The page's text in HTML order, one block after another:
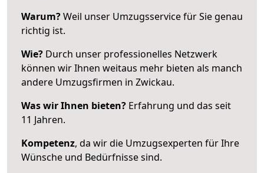
Warum?Weil unser Umzugsservice für Sie genau
richtig ist.
Wie? Durch unser professionelles Netzwerk
können wir Ihnen weitaus mehr bieten als manch
andere Umzugsfirmen in Zwickau.
Was wir Ihnen bieten? Erfahrung und das seit
11 Jahren.
Kompetenz, da wir die Umzugsexperten für Ihre
Wünsche und Bedürfnisse sind.